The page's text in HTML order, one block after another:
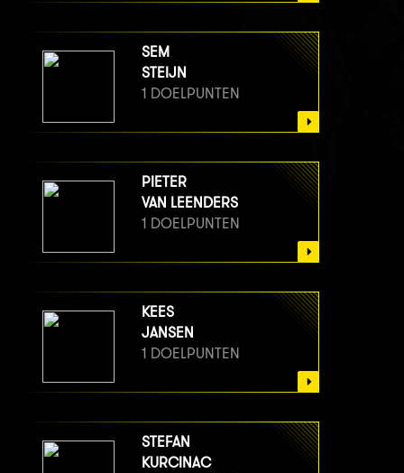
SEM
STEIJN
1 DOELPUNTEN
PIETER
VAN LEENDERS
1 DOELPUNTEN
KEES
JANSEN
1 DOELPUNTEN
STEFAN
KURCINAC